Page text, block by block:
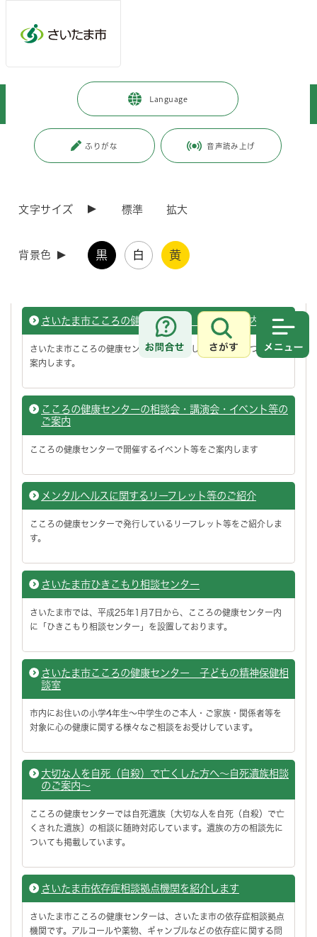
Language
ふりがな 音声読み上げ
文字サイズ 標準 拡大
背景色 黒 白 黄
お問合せ
さがす
施設を探す・予約する > 保健・医療施設
こころの健康センター
ページ番号：J002987
さいたま市こころの健康センターが行っている事業や取組について
さいたま市こころの健康センター 相談のご案内
さいたま市こころの健康センターでお受けしている相談についてご
案内します。
こころの健康センターの相談会・講演会・イベント等の
ご案内
こころの健康センターで開催するイベント等をご案内します
メンタルヘルスに関するリーフレット等のご紹介
こころの健康センターで発行しているリーフレット等をご紹介しま
す。
さいたま市ひきこもり相談センター
さいたま市では、平成25年1月7日から、こころの健康センター内
に「ひきこもり相談センター」を設置しております。
さいたま市こころの健康センター 子どもの精神保健相
談室
市内にお住いの小学4年生～中学生のご本人・ご家族・関係者等を
対象に心の健康に関する様々なご相談をお受けしています。
大切な人を自死（自殺）で亡くした方へ～自死遺族相談
のご案内～
こころの健康センターでは自死遺族〔大切な人を自死（自殺）で亡
くされた遺族〕の相談に随時対応しています。遺族の方の相談先に
ついても掲載しています。
さいたま市依存症相談拠点機関を紹介します
さいたま市こころの健康センターは、さいたま市の依存症相談拠点
機関です。アルコールや薬物、ギャンブルなどの依存症に関する問